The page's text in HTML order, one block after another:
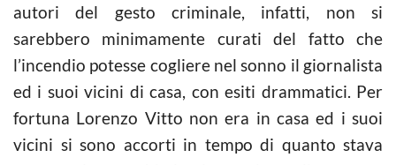
autori del gesto criminale, infatti, non si
sarebbero minimamente curati del fatto che
l’incendio potesse cogliere nel sonno il giornalista
ed i suoi vicini di casa, con esiti drammatici. Per
fortuna Lorenzo Vitto non era in casa ed i suoi
vicini si sono accorti in tempo di quanto stava